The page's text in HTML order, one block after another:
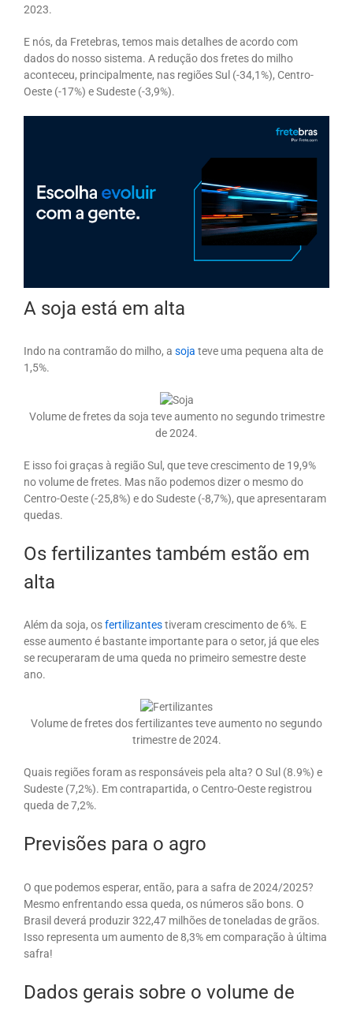
2023.
E nós, da Fretebras, temos mais detalhes de acordo com
dados do nosso sistema. A redução dos fretes do milho
aconteceu, principalmente, nas regiões Sul (-34,1%), Centro-
Oeste (-17%) e Sudeste (-3,9%).
A soja está em alta
Indo na contramão do milho, a soja teve uma pequena alta de
1,5%.
Volume de fretes da soja teve aumento no segundo trimestre
de 2024.
E isso foi graças à região Sul, que teve crescimento de 19,9%
no volume de fretes. Mas não podemos dizer o mesmo do
Centro-Oeste (-25,8%) e do Sudeste (-8,7%), que apresentaram
quedas.
Os fertilizantes também estão em
alta
Além da soja, osfertilizantestiveram crescimento de 6%. E
esse aumento é bastante importante para o setor, já que eles
se recuperaram de uma queda no primeiro semestre deste
ano.
Volume de fretes dos fertilizantes teve aumento no segundo
trimestre de 2024.
Quais regiões foram as responsáveis pela alta? O Sul (8.9%) e
Sudeste (7,2%). Em contrapartida, o Centro-Oeste registrou
queda de 7,2%.
Previsões para o agro
O que podemos esperar, então, para a safra de 2024/2025?
Mesmo enfrentando essa queda, os números são bons. O
Brasil deverá produzir 322,47 milhões de toneladas de grãos.
Isso representa um aumento de 8,3% em comparação à última
safra!
Dados gerais sobre o volume de